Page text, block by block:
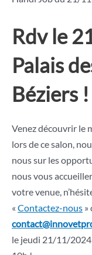
Rdv le
Palais
Béziers !
Venez découvrir le
lors de ce salon,
nous sur les
nous vous
votre venue,
« Contactez-nous »
le jeudi 21/11/2024